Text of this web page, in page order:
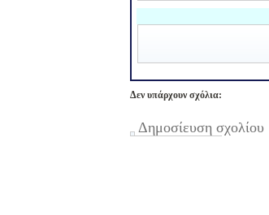
Δεν υπάρχουν σχόλια:
Δημοσίευση σχολίου